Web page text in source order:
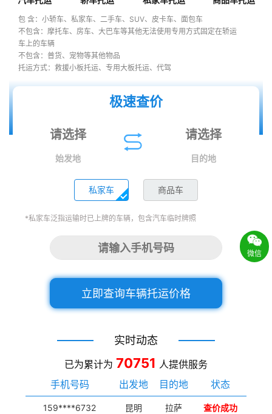
包 含：小轿车、私家车、二手车、SUV、皮卡车、面包车
不包含：摩托车、房车、大巴车等其他无法使用专用方式固定在轿运
车上的车辆
不包含：普货、宠物等其他物品
托运方式：救援小板托运、专用大板托运、代驾
极速查价
始发地 目的地
私家车 商品车
*私家车泛指运输时已上牌的车辆，包含汽车临时牌照
立即查询车辆托运价格
实时动态
已为累计为 70751 人提供服务
手机号码
出发地 目的地 状态
159****6732 昆明 拉萨 查价成功
微信